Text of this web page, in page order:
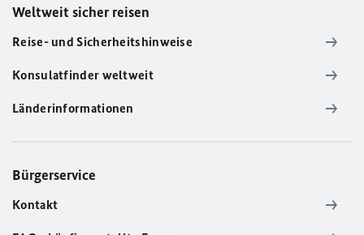
Weltweit sicher reisen
Reise- und Sicherheitshinweise
Konsulatfinder weltweit
Länderinformationen
Bürgerservice
Kontakt